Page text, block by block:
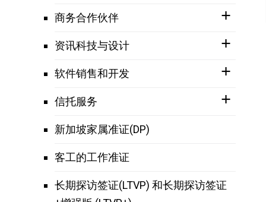
商务合作伙伴
资讯科技与设计
软件销售和开发
信托服务
新加坡家属准证(DP)
客工的工作准证
长期探访签证(LTVP) 和长期探访签证